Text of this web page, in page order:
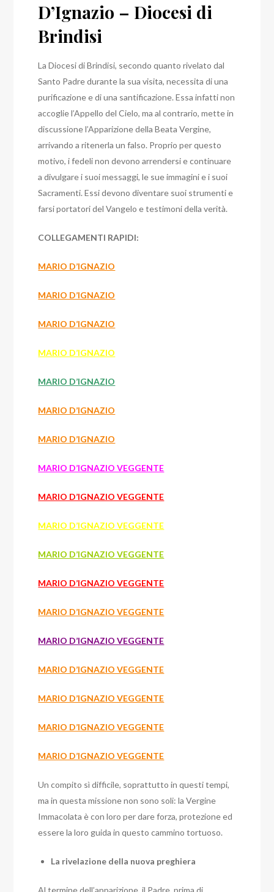
D’Ignazio – Diocesi di
Brindisi
La Diocesi di Brindisi, secondo quanto rivelato dal
Santo Padre durante la sua visita, necessita di una
purificazione e di una santificazione.Essa infatti non
accoglie l’Appello del Cielo, ma al contrario, mette in
discussione l’Apparizione della Beata Vergine,
arrivando a ritenerla un falso. Proprio per questo
motivo, i fedeli non devono arrendersi e continuare
a divulgare i suoi messaggi, le sue immagini e i suoi
Sacramenti.Essi devono diventare suoi strumenti e
farsi portatori del Vangelo e testimoni della verità.
COLLEGAMENTI RAPIDI:
MARIO D’IGNAZIO
MARIO D’IGNAZIO
MARIO D’IGNAZIO
MARIO D’IGNAZIO
MARIO D’IGNAZIO
MARIO D’IGNAZIO
MARIO D’IGNAZIO
MARIO D’IGNAZIO VEGGENTE
MARIO D’IGNAZIO VEGGENTE
MARIO D’IGNAZIO VEGGENTE
MARIO D’IGNAZIO VEGGENTE
MARIO D’IGNAZIO VEGGENTE
MARIO D’IGNAZIO VEGGENTE
MARIO D’IGNAZIO VEGGENTE
MARIO D’IGNAZIO VEGGENTE
MARIO D’IGNAZIO VEGGENTE
MARIO D’IGNAZIO VEGGENTE
MARIO D’IGNAZIO VEGGENTE
Un compito sì difficile, soprattutto in questi tempi,
ma in questa missione non sono soli: la Vergine
Immacolata è con loro per dare forza, protezione ed
essere la loro guida in questo cammino tortuoso.
La rivelazione della nuova preghiera
Al termine dell’apparizione, il Padre, prima di